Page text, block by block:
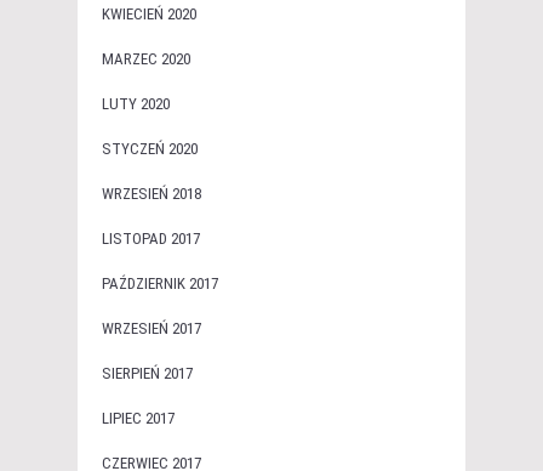
KWIECIEŃ 2020
MARZEC 2020
LUTY 2020
STYCZEŃ 2020
WRZESIEŃ 2018
LISTOPAD 2017
PAŹDZIERNIK 2017
WRZESIEŃ 2017
SIERPIEŃ 2017
LIPIEC 2017
CZERWIEC 2017